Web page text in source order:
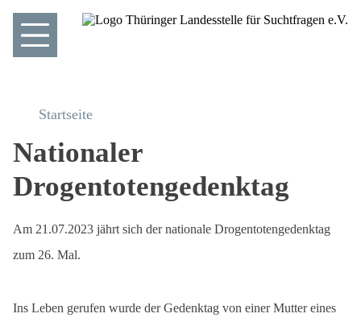
Startseite
Nationaler
Drogentotengedenktag
Am 21.07.2023 jährt sich der nationale Drogentotengedenktag
zum 26. Mal.
Ins Leben gerufen wurde der Gedenktag von einer Mutter eines